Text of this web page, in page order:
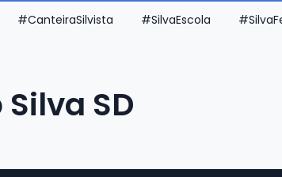
#CanteiraSilvista #SilvaEscola
SD